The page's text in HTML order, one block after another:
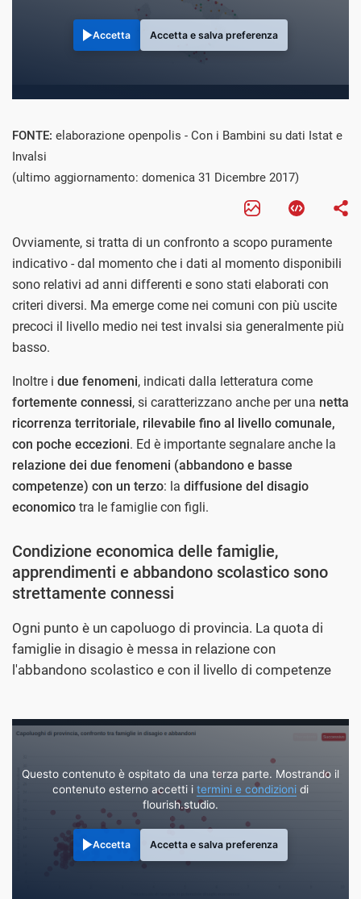
Accetta Accetta e salva preferenza
FONTE: elaborazione openpolis - Con i Bambini su dati Istat e
Invalsi
(ultimo aggiornamento: domenica 31 Dicembre 2017)
Ovviamente, si tratta di un confronto a scopo puramente
indicativo - dal momento che i dati al momento disponibili
sono relativi ad anni differenti e sono stati elaborati con
criteri diversi. Ma emerge come nei comuni con più uscite
precoci il livello medio nei test invalsi sia generalmente più
basso.
Inoltre i due fenomeni, indicati dalla letteratura come
fortemente connessi, si caratterizzano anche per una netta
ricorrenza territoriale, rilevabile fino al livello comunale,
con poche eccezioni. Ed è importante segnalare anche la
relazione dei due fenomeni (abbandono e basse
competenze) con un terzo: la diffusione del disagio
economico tra le famiglie con figli.
Condizione economica delle famiglie,
apprendimenti e abbandono scolastico sono
strettamente connessi
Ogni punto è un capoluogo di provincia. La quota di
famiglie in disagio è messa in relazione con
l'abbandono scolastico e con il livello di competenze
Questo contenuto è ospitato da una terza parte. Mostrando il
contenuto esterno accetti i termini e condizioni di
flourish.studio.
Accetta Accetta e salva preferenza